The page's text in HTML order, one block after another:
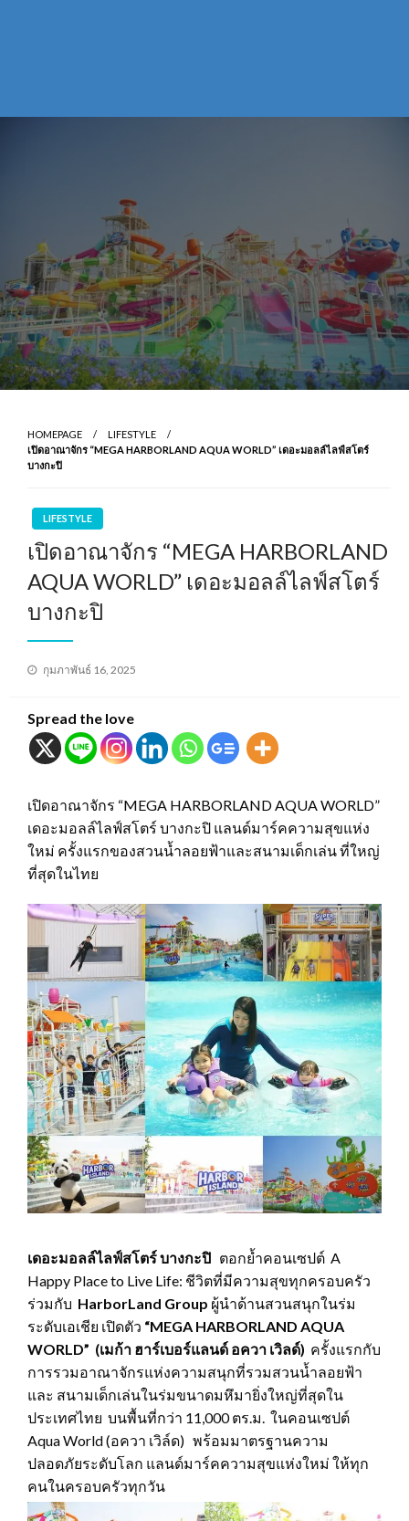
HOMEPAGE
LIFESTYLE
เปิดอาณาจักร “MEGA HARBORLAND AQUA WORLD” เดอะมอลล์ไลฟ์สโตร์
บางกะปิ
LIFESTYLE
เปิดอาณาจักร “MEGA HARBORLAND
AQUA WORLD” เดอะมอลล์ไลฟ์สโตร์
บางกะปิ
Posted
กุมภาพันธ์ 16, 2025
Spread the love
เปิดอาณาจักร “MEGA HARBORLAND AQUA WORLD”
เดอะมอลล์ไลฟ์สโตร์ บางกะปิ แลนด์มาร์คความสุขแห่ง
ใหม่ ครั้งแรกของสวนน้ำลอยฟ้าและสนามเด็กเล่น ที่ใหญ่
ที่สุดในไทย
เดอะมอลล์ไลฟ์สโตร์ บางกะปิ ตอกย้ำคอนเซปต์ A
Happy Place to Live Life: ชีวิตที่มีความสุขทุกครอบครัว
ร่วมกับ HarborLand Group ผู้นำด้านสวนสนุกในร่ม
ระดับเอเชีย เปิดตัว “MEGA HARBORLAND AQUA
WORLD” (เมก้า ฮาร์เบอร์แลนด์ อควา เวิลด์) ครั้งแรกกับ
การรวมอาณาจักรแห่งความสนุกที่รวมสวนน้ำลอยฟ้า
และ สนามเด็กเล่นในร่มขนาดมหึมายิ่งใหญ่ที่สุดใน
ประเทศไทย บนพื้นที่กว่า 11,000 ตร.ม. ในคอนเซปต์
Aqua World (อควา เวิล์ด) พร้อมมาตรฐานความ
ปลอดภัยระดับโลก แลนด์มาร์คความสุขแห่งใหม่ ให้ทุก
คนในครอบครัวทุกวัน